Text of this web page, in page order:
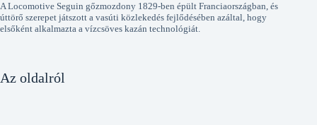
A Locomotive Seguin gőzmozdony 1829-ben épült Franciaországban, és
úttörő szerepet játszott a vasúti közlekedés fejlődésében azáltal, hogy
elsőként alkalmazta a vízcsöves kazán technológiát.
Az oldalról